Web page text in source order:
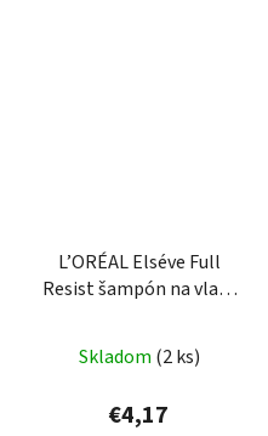
L’ORÉAL Elséve Full
Resist šampón na vlasy
Skladom (2 ks)
€4,17